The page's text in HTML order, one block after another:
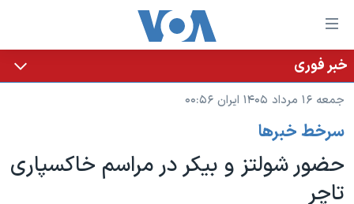
لینکهای
قابل
دسترسی
جهش
محتوای
اصلی
جهش
خانه
نسخه سبک وب‌سایت
موضوع ها
ایران
آمریکا
برنامه های تلویزیونی
جدول برنامه ها
خبر فوری
جمعه ۱۶ مرداد ۱۴۰۵ ایران ۰۰:۵۶
سرخط خبرها
حضور شولتز و بیکر در مراسم خاکسپاری
تاچر